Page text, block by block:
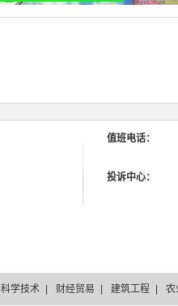
值班电话：
投诉中心：
科学技术 财经贸易 建筑工程 农